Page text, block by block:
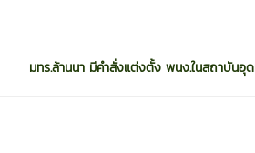
มทร.ล้านนา มีคำสั่งแต่งตั้ง พนง.ในสถาบันอุ